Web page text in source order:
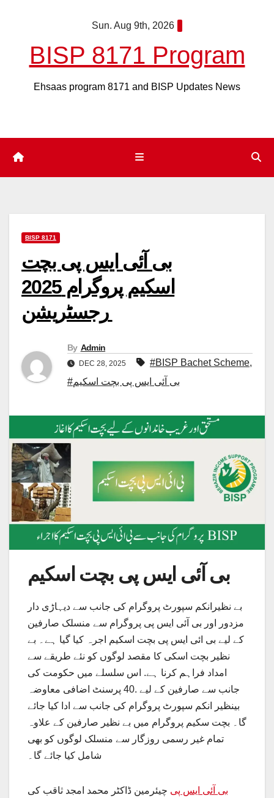
Sun. Aug 9th, 2026
BISP 8171 Program
Ehsaas program 8171 and BISP Updates News
BISP 8171
بی آئی ایس پی بچت
اسکیم پروگرام 2025
رجسٹریشن
By Admin
DEC 28, 2025 #BISP Bachet Scheme,
#بی آئی ایس پی بچت اسکیم
بی آئی ایس پی بچت اسکیم
بے نظیرانکم سپورٹ پروگرام کی جانب سے دیہاڑی دار
مزدور اور بی آئی ایس پی پروگرام سے منسلک صارفین
کے لیے بی ائی ایس پی بچت اسکیم اجرہ کیا گیا ہے۔ بے
نظیر بچت اسکی کا مقصد لوگوں کو نئے طریقے سے
امداد فراہم کرنا ہے. اس سلسلے میں حکومت کی
جانب سے صارفین کے لیے .40 پرسنٹ اضافی معاوضہ
بینظیر انکم سپورٹ پروگرام کی جانب سے ادا کیا جائے
گا۔ بچت سکیم پروگرام میں بے نظیر صارفین کے علاوہ
تمام غیر رسمی روزگار سے منسلک لوگوں کو بھی
شامل کیا جائے گا۔
بی آئی ایس پی چیئرمین ڈاکٹر محمد امجد ثاقب کی